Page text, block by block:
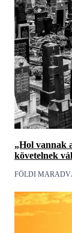
„Hol vannak
követelnek
FÖLDI